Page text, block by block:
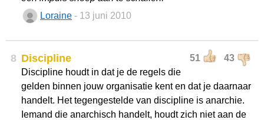
Loraine - 13 juni 2010
8 51 43
Discipline
Discipline houdt in dat je de regels die
gelden binnen jouw organisatie kent en dat je daarnaar
handelt. Het tegengestelde van discipline is anarchie.
Iemand die anarchisch handelt, houdt zich niet aan de